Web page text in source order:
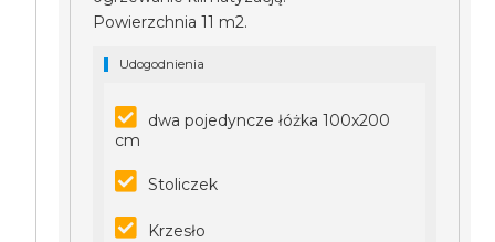
Powierzchnia 11 m2.
Udogodnienia
dwa pojedyncze łóżka 100x200
cm
Stoliczek
Krzesło